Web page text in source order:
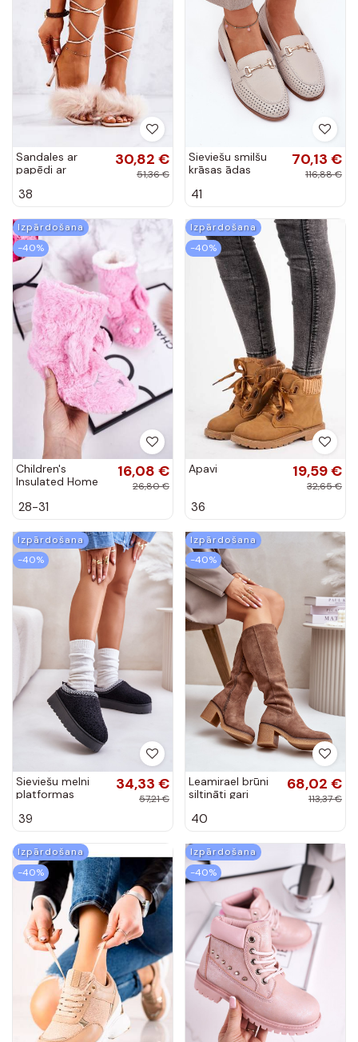
Sandales ar
papēdi ar
Lindsay
30,82 €
51,36 €
38
Sieviešu smilšu
krāsas ādas
rakstiem un
S.Barski LR51-588
70,13 €
116,88 €
41
Izpārdošana
-40%
Children's
Insulated Home
Sleepyhead
16,08 €
26,80 €
28-31
Izpārdošana
-40%
Apavi 19,59 €
32,65 €
36
Izpārdošana
-40%
Sieviešu melni
platformas
34,33 €
57,21 €
39
Izpārdošana
-40%
Leamirael brūni
siltināti gari
papēžiem no eko
68,02 €
113,37 €
40
Izpārdošana
-40%
Izpārdošana
-40%